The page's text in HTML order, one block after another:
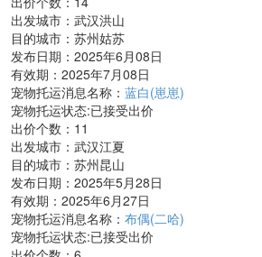
出发城市：武汉洪山
目的城市：苏州姑苏
发布日期：2025年6月08日
有效期：2025年7月08日
宠物托运消息名称： 蓝白(崽崽)
宠物托运状态:已接受出价
出价个数： 11
出发城市：武汉江夏
目的城市：苏州昆山
发布日期：2025年5月28日
有效期：2025年6月27日
宠物托运消息名称： 布偶(二哈)
宠物托运状态:已接受出价